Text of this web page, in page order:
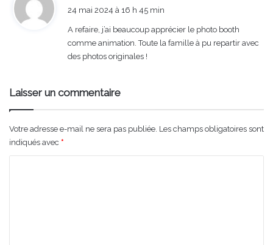
:
24 mai 2024 à 16 h 45 min
A refaire, j’ai beaucoup apprécier le photo booth
comme animation. Toute la famille à pu repartir avec
des photos originales !
Laisser un commentaire
Votre adresse e-mail ne sera pas publiée. Les champs obligatoires sont
indiqués avec *